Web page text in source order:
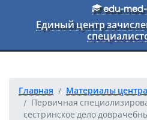
Перейти к основному тексту
edu-
Единый центр
Главная
Материалы
Первичная
сестринское дело